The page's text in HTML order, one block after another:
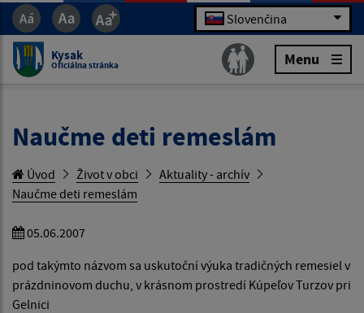
Slovenčina
Kysak
Oficiálna stránka Menu
Naučme deti remeslám
Úvod Život v obci
Aktuality - archív
Naučme deti remeslám
05.06.2007
pod takýmto názvom sa uskutoční výuka tradičných remesiel v
prázdninovom duchu, v krásnom prostredí Kúpeľov Turzov pri
Gelnici